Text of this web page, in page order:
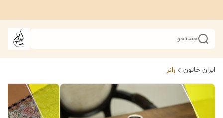
جستجو
ایران خاتون رانر